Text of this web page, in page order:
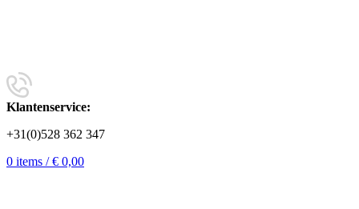
Klantenservice:
+31(0)528 362 347
0 items / € 0,00